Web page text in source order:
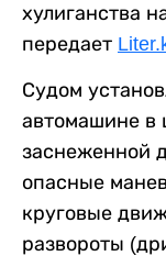
хулиганства
передает
Судом
автомашине в
заснеженной
опасные
круговые
развороты